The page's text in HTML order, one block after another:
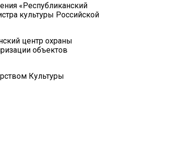
«Республиканский
культуры Российской
центр охраны
объектов
Культуры